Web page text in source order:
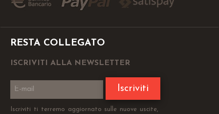
RESTA COLLEGATO
ISCRIVITI ALLA NEWSLETTER
Iscriviti
Iscriviti ti terremo aggiornato sulle nuove uscite,